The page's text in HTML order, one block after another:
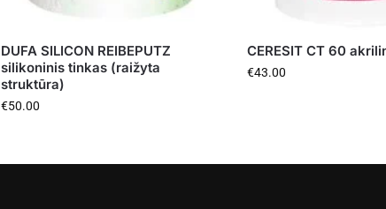
DUFA SILICON REIBEPUTZ
silikoninis tinkas (raižyta
struktūra)
€50.00
CERESIT CT 60
€43.00